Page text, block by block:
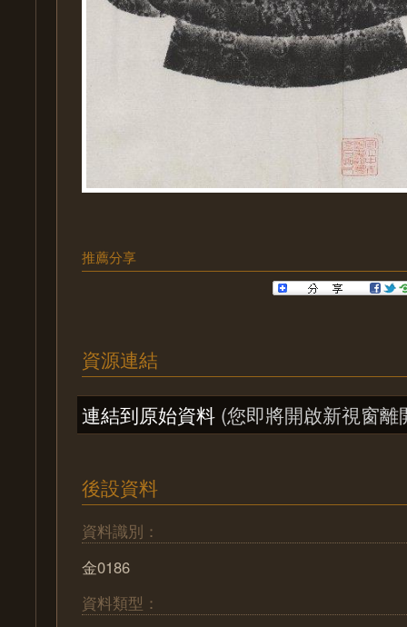
推薦分享
資源連結
連結到原始資料 (您即將開啟新視窗離
後設資料
資料識別：
金0186
資料類型：